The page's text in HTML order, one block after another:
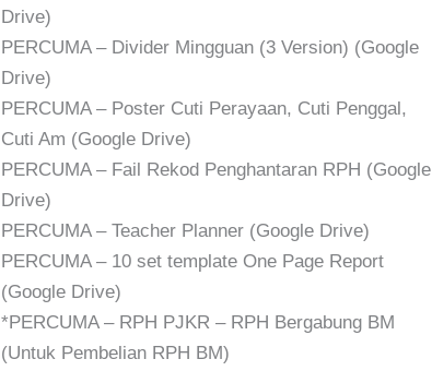
Drive)
PERCUMA – Divider Mingguan (3 Version) (Google
Drive)
PERCUMA – Poster Cuti Perayaan, Cuti Penggal,
Cuti Am (Google Drive)
PERCUMA – Fail Rekod Penghantaran RPH (Google
Drive)
PERCUMA – Teacher Planner (Google Drive)
PERCUMA – 10 set template One Page Report
(Google Drive)
*PERCUMA – RPH PJKR – RPH Bergabung BM
(Untuk Pembelian RPH BM)